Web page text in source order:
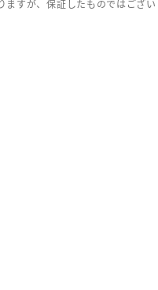
すが、保証したものではござ